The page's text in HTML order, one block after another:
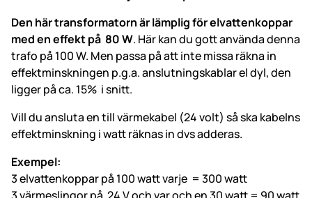
Den här transformatorn är lämplig för elvattenkoppar
med en effekt på 80 W. Här kan du gott använda denna
trafo på 100 W. Men passa på att inte missa räkna in
effektminskningen p.g.a. anslutningskablar el dyl, den
ligger på ca. 15% i snitt.
Vill du ansluta en till värmekabel (24 volt) så ska kabelns
effektminskning i watt räknas in dvs adderas.
Exempel:
3 elvattenkoppar på 100 watt varje = 300 watt